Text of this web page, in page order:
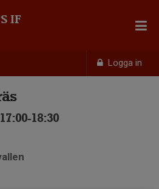
Logga in
IF
18:30